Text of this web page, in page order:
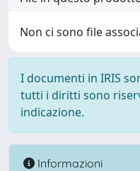
Non ci sono file
I documenti in IRIS
tutti i diritti sono
indicazione.
Informazioni